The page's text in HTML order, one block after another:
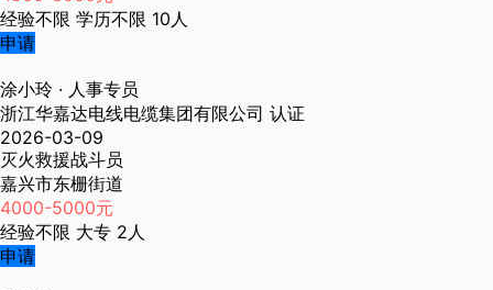
经验不限 学历不限 10人
申请
涂小玲 · 人事专员
浙江华嘉达电线电缆集团有限公司 认证
2026-03-09
灭火救援战斗员
嘉兴市东栅街道
4000-5000元
经验不限 大专 2人
申请